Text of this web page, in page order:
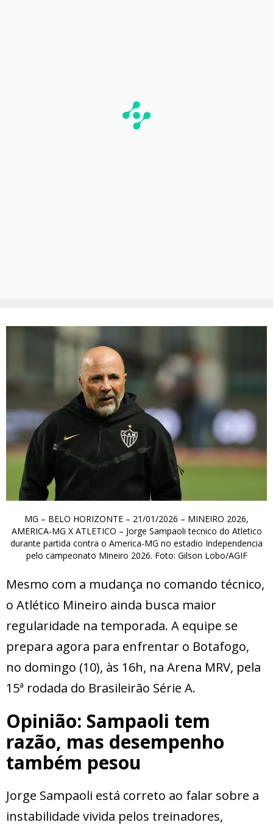
MG – BELO HORIZONTE – 21/01/2026 – MINEIRO 2026,
AMERICA-MG X ATLETICO – Jorge Sampaoli tecnico do Atletico
durante partida contra o America-MG no estadio Independencia
pelo campeonato Mineiro 2026. Foto: Gilson Lobo/AGIF
Mesmo com a mudança no comando técnico,
o Atlético Mineiro ainda busca maior
regularidade na temporada. A equipe se
prepara agora para enfrentar o Botafogo,
no domingo (10), às 16h, na Arena MRV, pela
15ª rodada do Brasileirão Série A.
Opinião: Sampaoli tem
razão, mas desempenho
também pesou
Jorge Sampaoli está correto ao falar sobre a
instabilidade vivida pelos treinadores,